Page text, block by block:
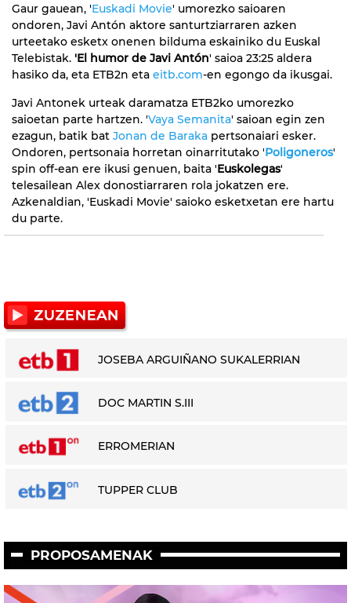
Gaur gauean, 'Euskadi Movie' umorezko saioaren
ondoren, Javi Antón aktore santurtziarraren azken
urteetako esketx onenen bilduma eskainiko du Euskal
Telebistak. 'El humor de Javi Antón' saioa 23:25 aldera
hasiko da, eta ETB2n eta eitb.com-en egongo da ikusgai.
Javi Antonek urteak daramatza ETB2ko umorezko
saioetan parte hartzen. 'Vaya Semanita' saioan egin zen
ezagun, batik bat Jonan de Baraka pertsonaiari esker.
Ondoren, pertsonaia horretan oinarritutako 'Poligoneros'
spin off-ean ere ikusi genuen, baita 'Euskolegas'
telesailean Alex donostiarraren rola jokatzen ere.
Azkenaldian, 'Euskadi Movie' saioko esketxetan ere hartu
du parte.
JOSEBA ARGUIÑANO SUKALERRIAN
DOC MARTIN S.III
ERROMERIAN
TUPPER CLUB
PROPOSAMENAK